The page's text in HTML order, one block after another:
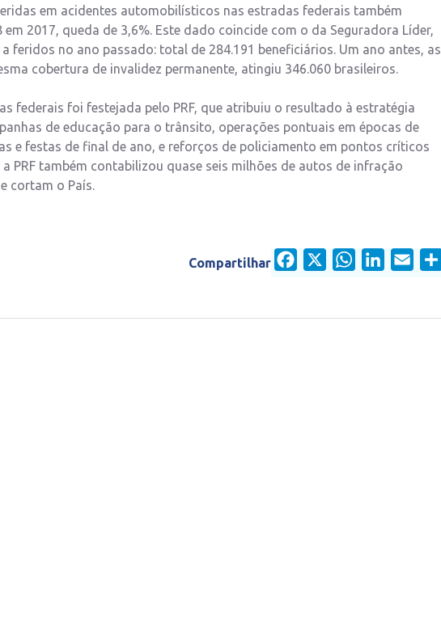
em acidentes automobilísticos nas estradas federais também
2017, queda de 3,6%. Este dado coincide com o da Seguradora Líder,
feridos no ano passado: total de 284.191 beneficiários. Um ano antes, as
cobertura de invalidez permanente, atingiu 346.060 brasileiros.
federais foi festejada pelo PRF, que atribuiu o resultado à estratégia
de educação para o trânsito, operações pontuais em épocas de
e festas de final de ano, e reforços de policiamento em pontos críticos
PRF também contabilizou quase seis milhões de autos de infração
cortam o País.
Compartilhar Facebook WhatsAppLinkedIn
Email